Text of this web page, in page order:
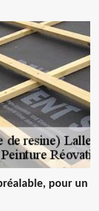
pour un